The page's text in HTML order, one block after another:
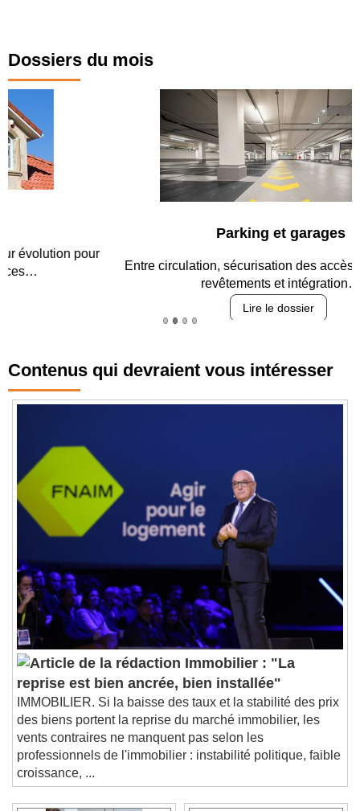
Dossiers du mois
Parking et garages
Entre circulation, sécurisation des accès, durabilité des
revêtements et intégration…
Contenus qui devraient vous intéresser
Immobilier : "La
reprise est bien ancrée, bien installée"
IMMOBILIER. Si la baisse des taux et la stabilité des prix
des biens portent la reprise du marché immobilier, les
vents contraires ne manquent pas selon les
professionnels de l'immobilier : instabilité politique, faible
croissance, ...